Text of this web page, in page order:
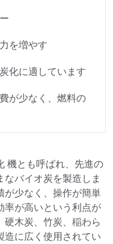
を増やす
化に適しています
が少なく、燃料の
機とも呼ばれ、先進の
バイオ炭を製造しま
が少なく、操作が簡単
率が高いという利点が
木炭、竹炭、稲わら
に広く使用されてい